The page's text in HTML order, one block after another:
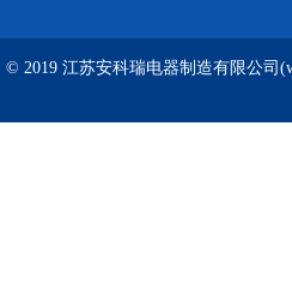
© 2019 江苏安科瑞电器制造有限公司